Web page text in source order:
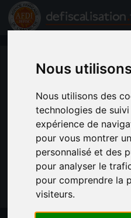
Nous
Nous utilisons des
technologies de
expérience de
pour vous montrer
personnalisé et des
pour analyser le
pour comprendre la
visiteurs.